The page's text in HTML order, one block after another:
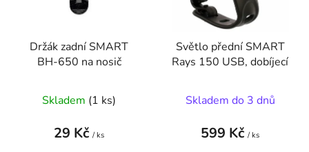
Držák zadní SMART
BH-650 na nosič
Skladem (1 ks)
29 Kč / ks
Světlo přední SMART
Rays 150 USB, dobíjecí
Skladem do 3 dnů
599 Kč / ks